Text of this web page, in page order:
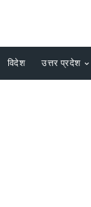
विदेश उत्तर प्रदेश